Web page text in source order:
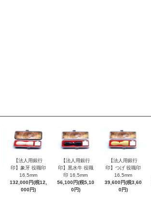
【法人用銀行
印】象牙 役職印
16.5mm
132,000円(税12,
000円)
【法人用銀行
印】黒水牛 役職
印 16.5mm
56,100円(税5,10
0円)
【法人用銀行
印】つげ 役職印
16.5mm
39,600円(税3,60
0円)